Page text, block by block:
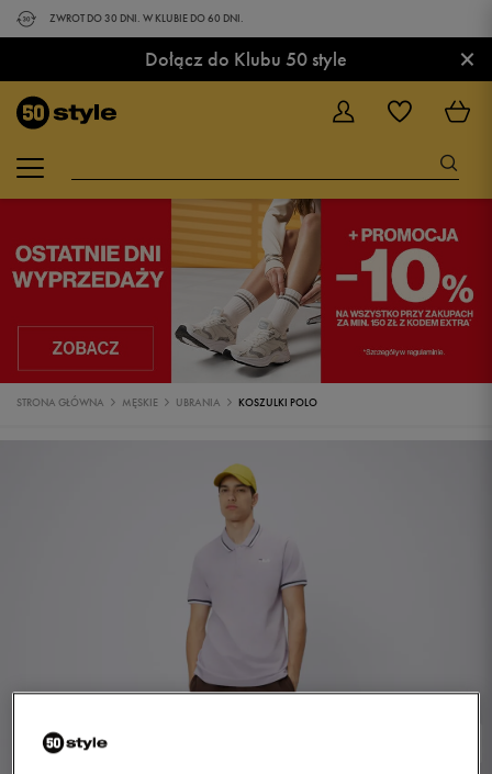
ZWROT DO 30 DNI. W KLUBIE DO 60 DNI.
Dołącz do Klubu 50 style ×
STRONA GŁÓWNA MĘSKIE UBRANIA KOSZULKI POLO